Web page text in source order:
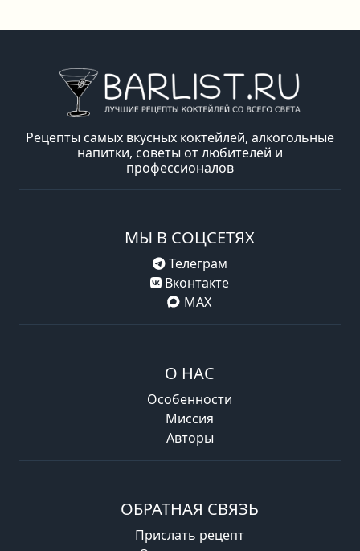
Рецепты самых вкусных коктейлей, алкогольные
напитки, советы от любителей и
профессионалов
МЫ В СОЦСЕТЯХ
Телеграм
Вконтакте
MAX
О НАС
Особенности
Миссия
Авторы
ОБРАТНАЯ СВЯЗЬ
Прислать рецепт